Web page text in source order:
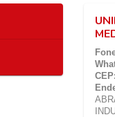
CEP: